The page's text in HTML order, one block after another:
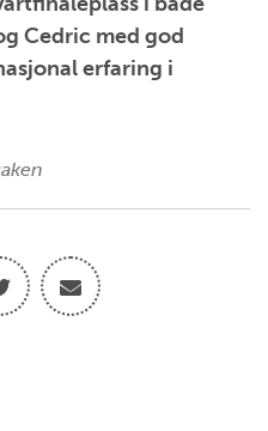
Cedric med god
erfaring i